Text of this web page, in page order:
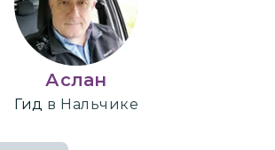
Аслан
Гид в Нальчике